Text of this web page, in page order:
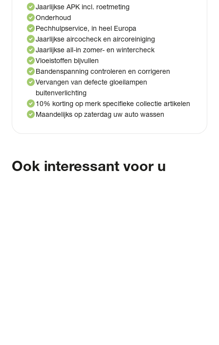
check_circleJaarlijkse APK incl. roetmeting
check_circleOnderhoud
check_circlePechhulpservice, in heel Europa
check_circleJaarlijkse aircocheck en aircoreiniging
check_circleJaarlijkse all-in zomer- en wintercheck
check_circleVloeistoffen bijvullen
check_circleBandenspanning controleren en corrigeren
check_circleVervangen van defecte gloeilampen
buitenverlichting
check_circle10% korting op merk specifieke collectie artikelen
check_circleMaandelijks op zaterdag uw auto wassen
Ook interessant voor u